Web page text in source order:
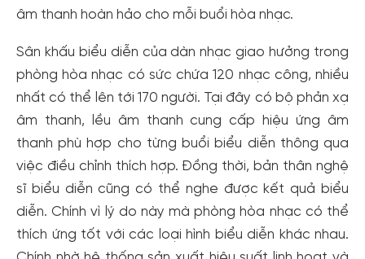
âm thanh hoàn hảo cho mỗi buổi hòa nhạc.
Sân khấu biểu diễn của dàn nhạc giao hưởng trong
phòng hòa nhạc có sức chứa 120 nhạc công, nhiều
nhất có thể lên tới 170 người. Tại đây có bộ phản xạ
âm thanh, lều âm thanh cung cấp hiệu ứng âm
thanh phù hợp cho từng buổi biểu diễn thông qua
việc điều chỉnh thích hợp. Đồng thời, bản thân nghệ
sĩ biểu diễn cũng có thể nghe được kết quả biểu
diễn. Chính vì lý do này mà phòng hòa nhạc có thể
thích ứng tốt với các loại hình biểu diễn khác nhau.